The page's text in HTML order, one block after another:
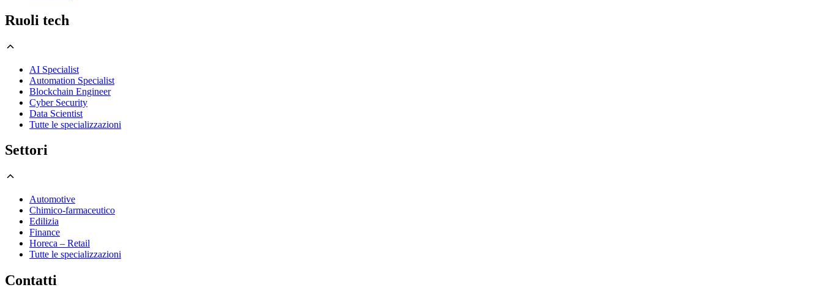
Ruoli tech
AI Specialist
Automation Specialist
Blockchain Engineer
Cyber Security
Data Scientist
Tutte le specializzazioni
Settori
Automotive
Chimico-farmaceutico
Edilizia
Finance
Horeca – Retail
Tutte le specializzazioni
Contatti